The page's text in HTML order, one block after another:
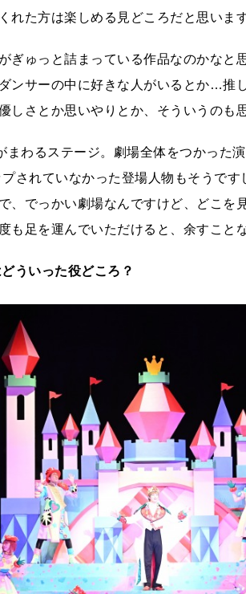
れた方は楽しめる見どころだと思います
ぎゅっと詰まっている作品なのかなと
ンサーの中に好きな人がいるとか…推
しさとか思いやりとか、そういうのも
まわるステージ。劇場全体をつかった
されていなかった登場人物もそうで
、でっかい劇場なんですけど、どこを
も足を運んでいただけると、余すこと
ういった役どころ？